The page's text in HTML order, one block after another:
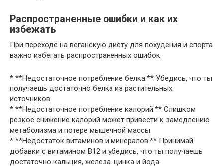
Распространенные ошибки и как их
избежать
При переходе на веганскую диету для похудения и спорта
важно избегать распространенных ошибок:
* **Недостаточное потребление белка:** Убедись, что ты
получаешь достаточно белка из растительных
источников.
* **Недостаточное потребление калорий:** Слишком
резкое снижение калорий может привести к замедлению
метаболизма и потере мышечной массы.
* **Недостаток витаминов и минералов:** Принимай
добавки с витамином В12 и убедись, что ты получаешь
достаточно кальция, железа, цинка и йода.